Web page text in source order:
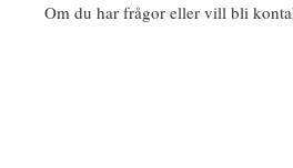
Om du har frågor eller vill bli